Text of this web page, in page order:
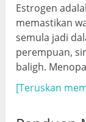
Estrogen
memastikan
semula jadi
perempuan,
baligh.
[Teruskan